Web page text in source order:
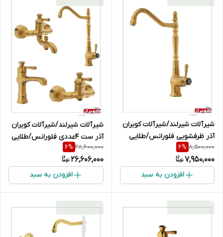
شیرآلات شیرلند/شیرآلات کویران
آذر ظرفشویی فلورانس/طلایی
مات
8,500,000
6%
7,950,000
افزودن به سبد
شیرآلات شیرلند/شیرآلات کویران
آذر ست 4عددی فلورانس/طلایی
مات
28,600,000
6%
26,606,000
افزودن به سبد